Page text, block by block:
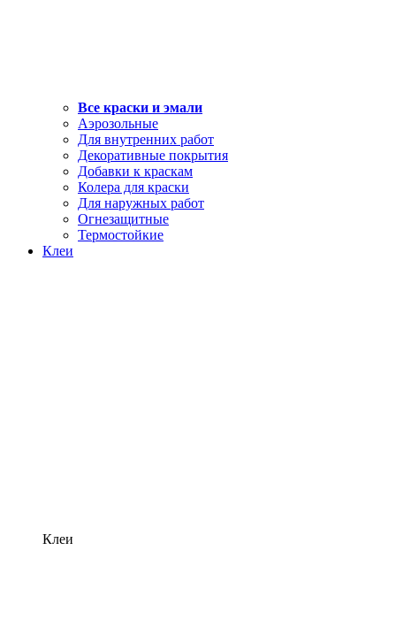
Все краски и эмали
Аэрозольные
Для внутренних работ
Декоративные покрытия
Добавки к краскам
Колера для краски
Для наружных работ
Огнезащитные
Термостойкие
Клеи
Клеи